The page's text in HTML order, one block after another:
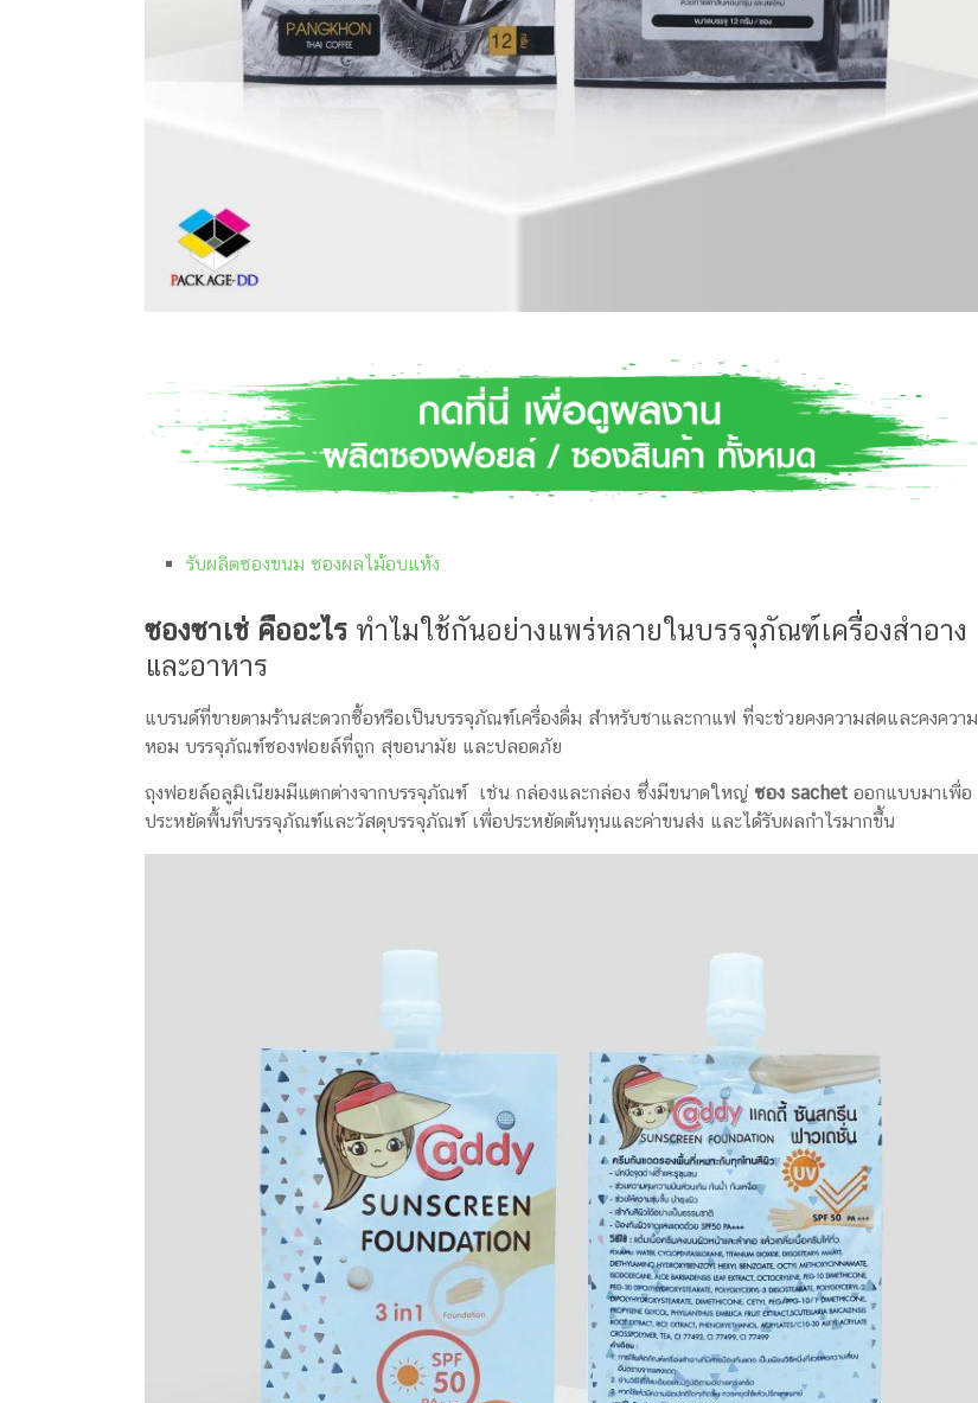
กล่อง
อาหาร
กล่อง รับผลิตซองขนม ซองผลไม้อบแห้ง
ซองซาเช่ คืออะไร ทำไมใช้กันอย่างแพร่หลายในบรรจุภัณฑ์เครื่องสำอาง
และอาหาร
แบรนด์ที่ขายตามร้านสะดวกซื้อหรือเป็นบรรจุภัณฑ์เครื่องดื่ม สำหรับชาและกาแฟ ที่จะช่วยคงความสดและคงความ
หอม บรรจุภัณฑ์ซองฟอยล์ที่ถูก สุขอนามัย และปลอดภัย
ถุงฟอยล์อลูมิเนียมมีแตกต่างจากบรรจุภัณฑ์ เช่น กล่องและกล่อง ซึ่งมีขนาดใหญ่ ซอง sachet ออกแบบมาเพื่อ
ประหยัดพื้นที่บรรจุภัณฑ์และวัสดุบรรจุภัณฑ์ เพื่อประหยัดต้นทุนและค่าขนส่ง และได้รับผลกำไรมากขึ้น